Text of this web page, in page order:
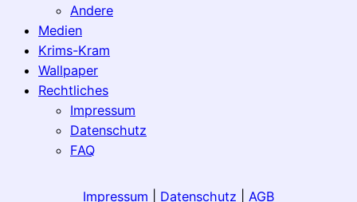
Andere
Medien
Krims-Kram
Wallpaper
Rechtliches
Impressum
Datenschutz
FAQ
Impressum Datenschutz AGB